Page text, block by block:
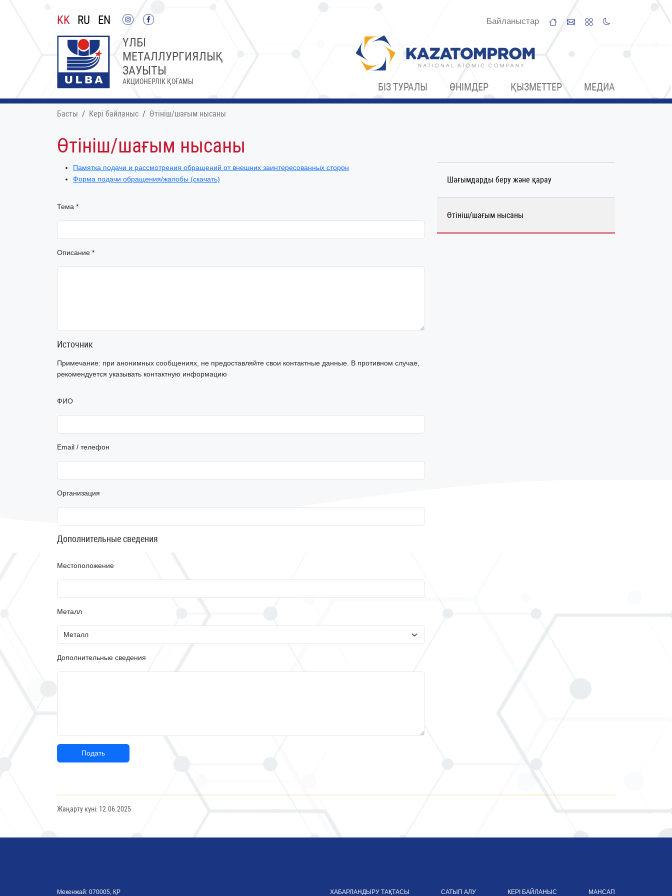
KK RU EN Байланыстар
ҮЛБІ
МЕТАЛЛУРГИЯЛЫҚ
ЗАУЫТЫ
АКЦИОНЕРЛІК ҚОҒАМЫ БІЗ ТУРАЛЫ ӨНІМДЕР ҚЫЗМЕТТЕР МЕДИА
Басты Кері байланыс Өтініш/шағым нысаны
Өтініш/шағым нысаны
Памятка подачи и рассмотрения обращений от внешних заинтересованных сторон
Форма подачи обращения/жалобы (скачать)
Тема *
Описание *
Источник
Примечание: при анонимных сообщениях, не предоставляйте свои контактные данные. В противном случае,
рекомендуется указывать контактную информацию
ФИО
Email / телефон
Организация
Дополнительные сведения
Местоположение
Металл
Дополнительные сведения
Подать
Шағымдарды беру және қарау
Өтініш/шағым нысаны
Жаңарту күні: 12.06.2025
Мекенжай: 070005, ҚР ХАБАРЛАНДЫРУ ТАҚТАСЫ САТЫП АЛУ КЕРІ БАЙЛАНЫС МАНСАП